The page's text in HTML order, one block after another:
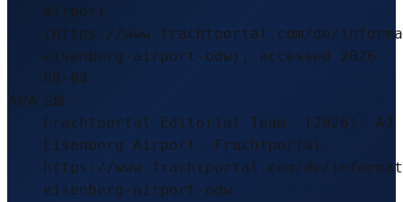
Airport
(https://www.frachtportal.com/de/
eisenberg-airport-odw), accessed 2026-
08-04
APA-Stil
Frachtportal Editorial Team. (2026). AJ
Eisenberg Airport. Frachtportal.
https://www.frachtportal.com/de/
eisenberg-airport-odw